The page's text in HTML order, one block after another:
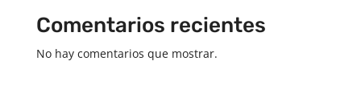
Comentarios recientes
No hay comentarios que mostrar.